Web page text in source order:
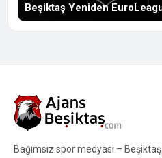
Beşiktaş Yeniden
Bağımsız spor medyası –